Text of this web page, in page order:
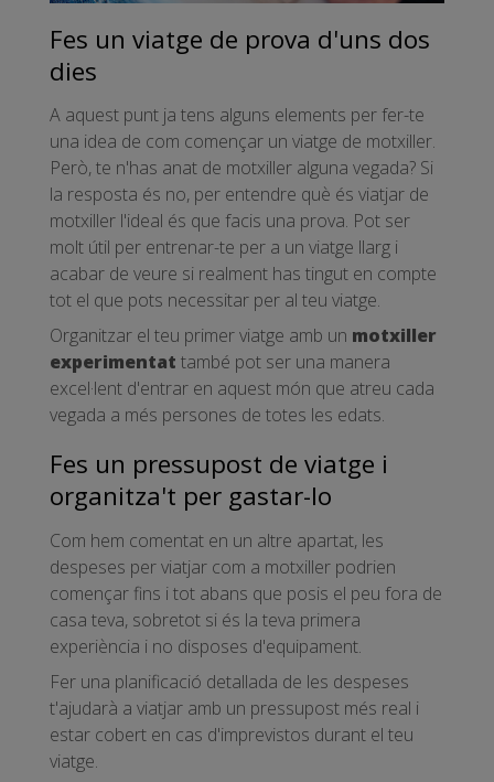
Fes un viatge de prova d'uns dos
dies
A aquest punt ja tens alguns elements per fer-te
una idea de com començar un viatge de motxiller.
Però, te n'has anat de motxiller alguna vegada? Si
la resposta és no, per entendre què és viatjar de
motxiller l'ideal és que facis una prova. Pot ser
molt útil per entrenar-te per a un viatge llarg i
acabar de veure si realment has tingut en compte
tot el que pots necessitar per al teu viatge.
Organitzar el teu primer viatge amb un motxiller
experimentat també pot ser una manera
excel·lent d'entrar en aquest món que atreu cada
vegada a més persones de totes les edats.
Fes un pressupost de viatge i
organitza't per gastar-lo
Com hem comentat en un altre apartat, les
despeses per viatjar com a motxiller podrien
començar fins i tot abans que posis el peu fora de
casa teva, sobretot si és la teva primera
experiència i no disposes d'equipament.
Fer una planificació detallada de les despeses
t'ajudarà a viatjar amb un pressupost més real i
estar cobert en cas d'imprevistos durant el teu
viatge.